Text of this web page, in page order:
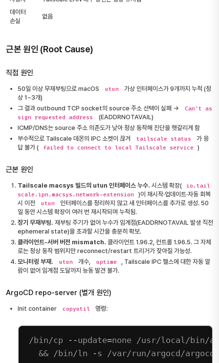
데이터
손실
없음
근본 원인 (Root Cause)
직접 원인
50일 이상 무재부팅으로 macOS utun
가상 인터페이스가 9개까지 누적 (정
상 1~3개)
그 결과 outbound TCP socket의 source 주소 선택이 실패 →
Can't as
sign requested address
(EADDRNOTAVAIL)
ICMP/DNS는 source 주소 의존도가 낮아 정상 동작해 진단을 헷갈리게 함
부수적으로 Tailscale 데몬의 IPC 소켓이 끊겨
tailscale status
가 응
답 불가 (
failed to connect to local Tailscale service )
근본 원인
Tailscale macsys 빌드의 utun 인터페이스 누수. 시스템 확장(
io.tail
scale.ipn.macsys.network-extension
)이 재시작·업데이트·자동 회복
시 이전
utun
인터페이스를 정리하지 않고 새 인터페이스를 추가로 생성. 50
일 동안 시스템 확장이 여러 번 재시작되며 누적됨.
장기 무재부팅. 재부팅 주기가 없어 누수가 임계점(EADDRNOTAVAIL 발생 직전
ephemeral state)을 초과할 시간을 충분히 확보.
클라이언트-서버 버전 mismatch. 클라이언트 1.96.2, 컨트롤 1.96.5. 그 자체
로는 정상 동작 범위지만 reconnect/restart 트리거가 잦아질 가능성.
모니터링 부재.
utun 개수, uptime
, Tailscale IPC 헬스에 대한 자동 알
람이 없어 임계점 도달까지 능동 발견 불가.
ArgoCD repo-server (별개 원인)
Init container copyutil 명령:
/bin/cp --update=none /usr/local/bin/
&& /bin/ln -s /var/run/argocd/argocd